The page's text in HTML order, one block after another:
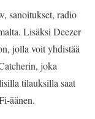
sanoitukset, radio
Lisäksi Deezer
jolla voit yhdistää
joka
tilauksilla saat
äänen.